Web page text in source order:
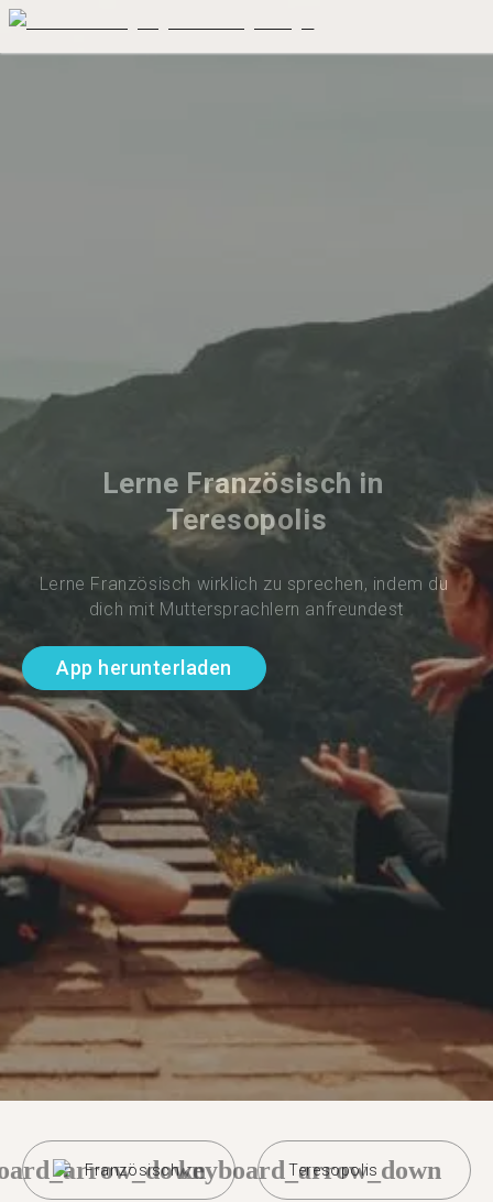
Lerne Französisch in
Teresopolis
Lerne Französisch wirklich zu sprechen, indem du
dich mit Muttersprachlern anfreundest
App herunterladen
Französisch Teresopolis
keyboard_arrow_down